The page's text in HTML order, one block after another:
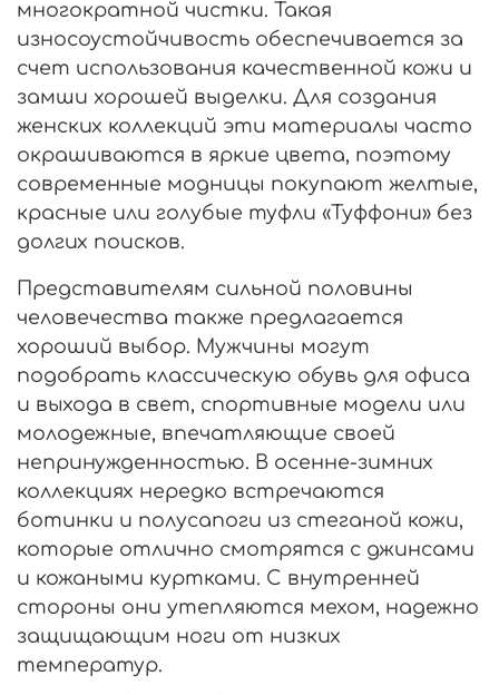
многократной чистки. Такая
износоустойчивость обеспечивается за
счет использования качественной кожи и
замши хорошей выделки. Для создания
женских коллекций эти материалы часто
окрашиваются в яркие цвета, поэтому
современные модницы покупают желтые,
красные или голубые туфли «Туффони» без
долгих поисков.
Представителям сильной половины
человечества также предлагается
хороший выбор. Мужчины могут
подобрать классическую обувь для офиса
и выхода в свет, спортивные модели или
молодежные, впечатляющие своей
непринужденностью. В осенне-зимних
коллекциях нередко встречаются
ботинки и полусапоги из стеганой кожи,
которые отлично смотрятся с джинсами
и кожаными куртками. С внутренней
стороны они утепляются мехом, надежно
защищающим ноги от низких
температур.